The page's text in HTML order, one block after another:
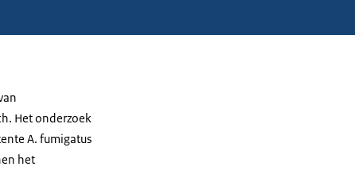
Het onderzoek
A. fumigatus
het